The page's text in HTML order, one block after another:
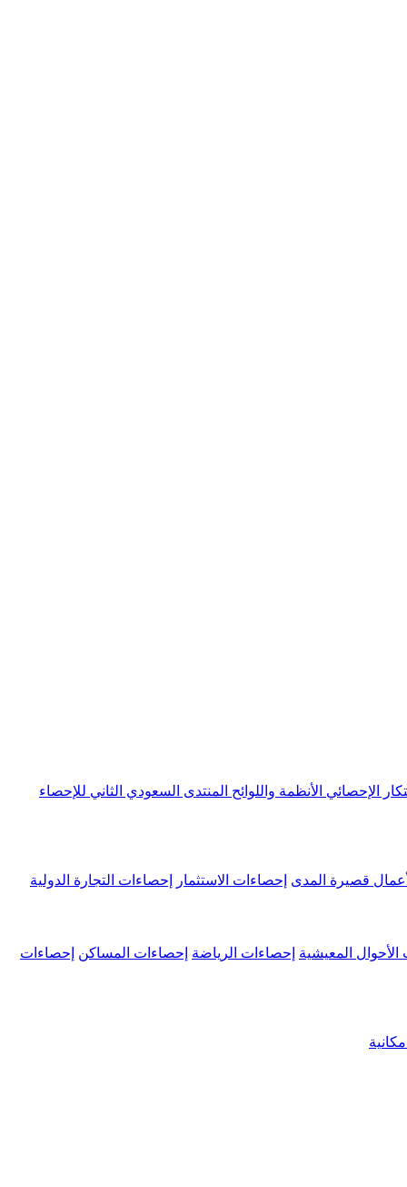
الإحصائي الأنظمة واللوائح المنتدى السعودي الثاني للإحصاء
قصيرة المدى إحصاءات الاستثمار إحصاءات التجارة الدولية
الأحوال المعيشية إحصاءات الرياضة إحصاءات المساكن إحصاءات